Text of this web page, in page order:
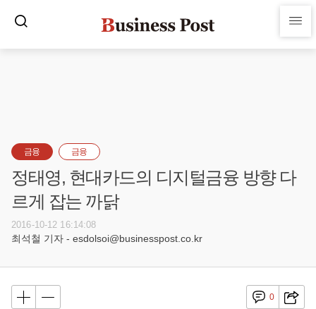
금융 금융
정태영, 현대카드의 디지털금융 방향 다
르게 잡는 까닭
2016-10-12 16:14:08
최석철 기자 - esdolsoi@businesspost.co.kr
0